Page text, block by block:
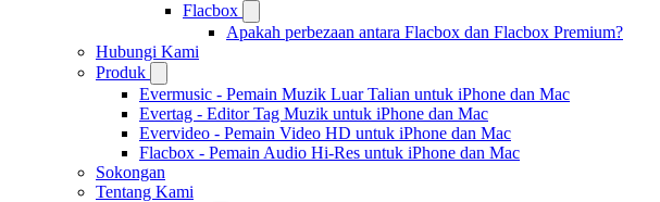
Flacbox
Apakah perbezaan antara Flacbox dan Flacbox Premium?
Hubungi Kami
Produk
Evermusic - Pemain Muzik Luar Talian untuk iPhone dan Mac
Evertag - Editor Tag Muzik untuk iPhone dan Mac
Evervideo - Pemain Video HD untuk iPhone dan Mac
Flacbox - Pemain Audio Hi-Res untuk iPhone dan Mac
Sokongan
Tentang Kami